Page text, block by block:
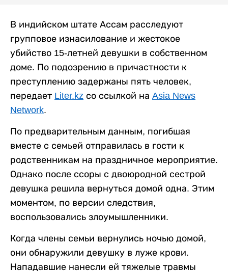
В индийском штате Ассам расследуют
групповое изнасилование и жестокое
убийство 15-летней девушки в собственном
доме. По подозрению в причастности к
преступлению задержаны пять человек,
передает Liter.kz со ссылкой на Asia News
Network.
По предварительным данным, погибшая
вместе с семьей отправилась в гости к
родственникам на праздничное мероприятие.
Однако после ссоры с двоюродной сестрой
девушка решила вернуться домой одна. Этим
моментом, по версии следствия,
воспользовались злоумышленники.
Когда члены семьи вернулись ночью домой,
они обнаружили девушку в луже крови.
Нападавшие нанесли ей тяжелые травмы